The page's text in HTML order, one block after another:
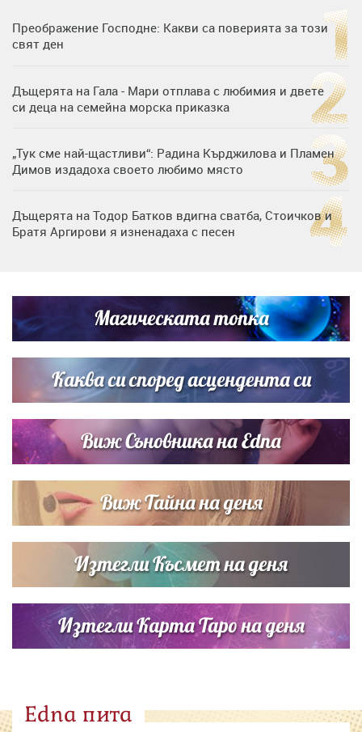
Преображение Господне: Какви са поверията за този
свят ден
Дъщерята на Гала - Мари отплава с любимия и двете
си деца на семейна морска приказка
„Тук сме най-щастливи“: Радина Кърджилова и Пламен
Димов издадоха своето любимо място
Дъщерята на Тодор Батков вдигна сватба, Стоичков и
Братя Аргирови я изненадаха с песен
Списъкът е ясен: Джей Ло и Риана във ВИП гостите на
сватбата на Роналдо
Магическата топка
Каква си според асцендента си
Виж Съновника на Edna
Виж Тайна на деня
Изтегли Късмет на деня
Изтегли Карта Таро на деня
Edna пита